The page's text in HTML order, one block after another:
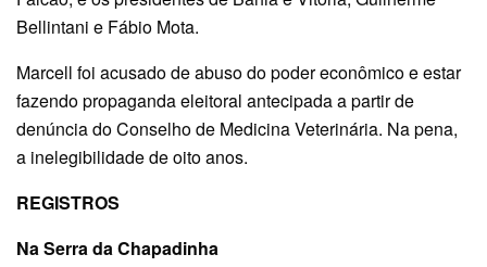
Bellintani e Fábio Mota.
Marcell foi acusado de abuso do poder econômico e estar
fazendo propaganda eleitoral antecipada a partir de
denúncia do Conselho de Medicina Veterinária. Na pena,
a inelegibilidade de oito anos.
REGISTROS
Na Serra da Chapadinha